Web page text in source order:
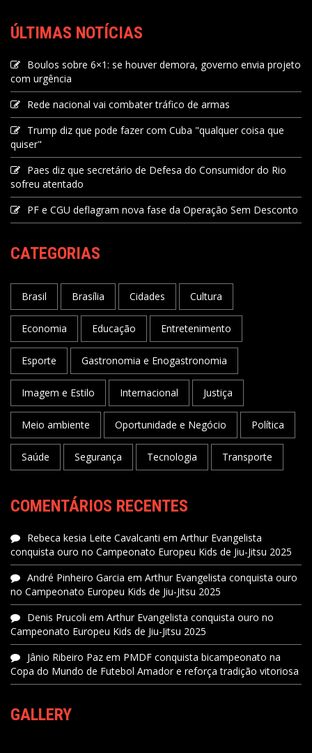
ÚLTIMAS NOTÍCIAS
Boulos sobre 6×1: se houver demora, governo envia projeto
com urgência
Rede nacional vai combater tráfico de armas
Trump diz que pode fazer com Cuba "qualquer coisa que
quiser"
Paes diz que secretário de Defesa do Consumidor do Rio
sofreu atentado
PF e CGU deflagram nova fase da Operação Sem Desconto
CATEGORIAS
Brasil Brasília Cidades Cultura
Economia Educação Entretenimento
Esporte Gastronomia e Enogastronomia
Imagem e Estilo Internacional Justiça
Meio ambiente Oportunidade e Negócio Política
Saúde Segurança Tecnologia Transporte
COMENTÁRIOS RECENTES
Rebeca kesia Leite Cavalcanti em Arthur Evangelista
conquista ouro no Campeonato Europeu Kids de Jiu-Jitsu 2025
André Pinheiro Garcia em Arthur Evangelista conquista ouro
no Campeonato Europeu Kids de Jiu-Jitsu 2025
Denis Prucoli em Arthur Evangelista conquista ouro no
Campeonato Europeu Kids de Jiu-Jitsu 2025
Jânio Ribeiro Paz em PMDF conquista bicampeonato na
Copa do Mundo de Futebol Amador e reforça tradição vitoriosa
GALLERY